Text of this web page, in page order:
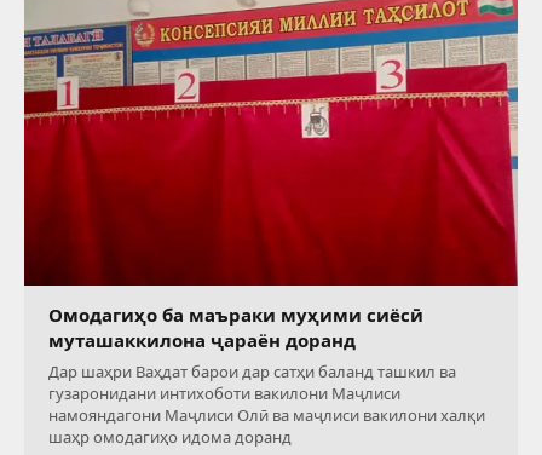
Омодагиҳо ба маъраки муҳими сиёсӣ
муташаккилона ҷараён доранд
Дар шаҳри Ваҳдат барои дар сатҳи баланд ташкил ва
гузаронидани интихоботи вакилони Маҷлиси
намояндагони Маҷлиси Олӣ ва маҷлиси вакилони халқи
шаҳр омодагиҳо идома доранд